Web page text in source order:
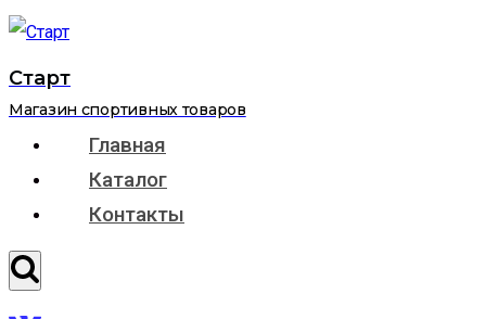
Перейти
содержимому
Старт
Магазин спортивных товаров
Главная
Каталог
Контакты